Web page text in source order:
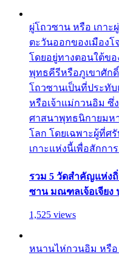
ผู่โถวซาน หรือ เกาะ
ตะวันออกของเมืองโ
โดยอยู่ทางตอนใต้ขอ
พุทธคีรีหรือภูเขาศัก
โถวซานเป็นที่ประทั
หรือเจ้าแม่กวนอิม ซึ่
ศาสนาพุทธนิกายมห
โลก โดยเฉพาะผู้ที่ศ
เกาะแห่งนี้เพื่อสักก
รวม 5 วัดสำคัญแห่งถิ่
ซาน มณฑลเจ้อเจียง
1,525 views
หนานไห่กวนอิม หรือ